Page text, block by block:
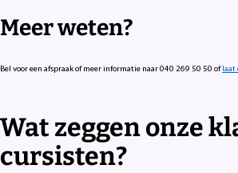
Meer weten?
Bel voor een afspraak of meer informatie naar 040 269 50 50 of
Wat zeggen onze
cursisten?